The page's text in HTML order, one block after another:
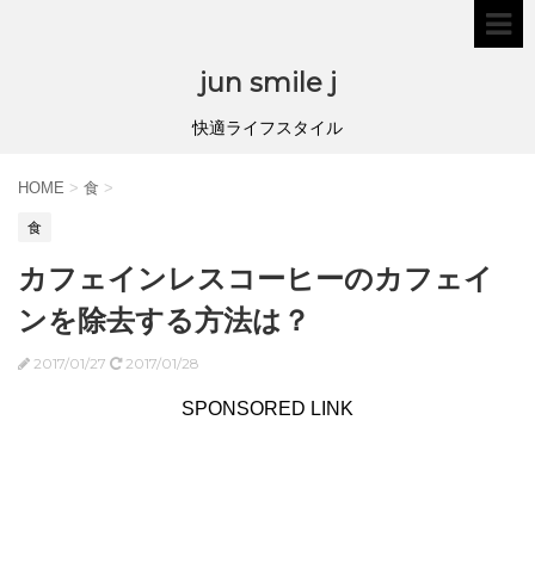
jun smile j
快適ライフスタイル
HOME > 食 >
食
カフェインレスコーヒーのカフェイ
ンを除去する方法は？
2017/01/27 2017/01/28
SPONSORED LINK